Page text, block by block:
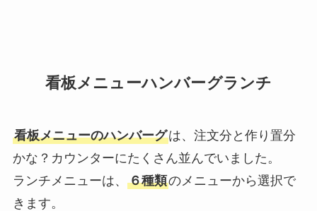
看板メニューハンバーグランチ
看板メニューのハンバーグは、注文分と作り置分
かな？カウンターにたくさん並んでいました。
ランチメニューは、 ６種類のメニューから選択で
きます。